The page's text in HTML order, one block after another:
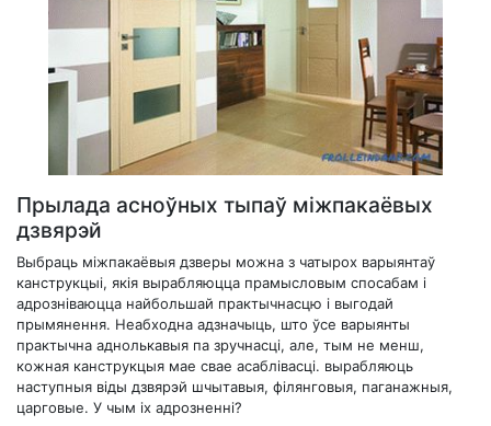
Прылада асноўных тыпаў міжпакаёвых
дзвярэй
Выбраць міжпакаёвыя дзверы можна з чатырох варыянтаў
канструкцыі, якія вырабляюцца прамысловым спосабам і
адрозніваюцца найбольшай практычнасцю і выгодай
прымянення. Неабходна адзначыць, што ўсе варыянты
практычна аднолькавыя па зручнасці, але, тым не менш,
кожная канструкцыя мае свае асаблівасці. вырабляюць
наступныя віды дзвярэй шчытавыя, філянговыя, паганажныя,
царговые. У чым іх адрозненні?